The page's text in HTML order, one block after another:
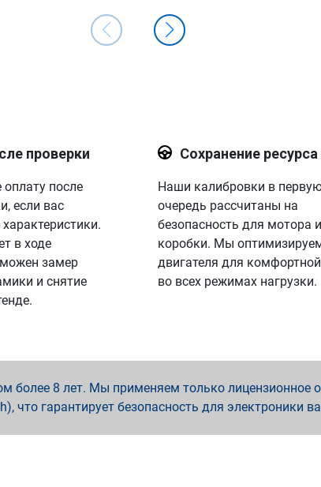
проверки
после
если вас
в ходе
замер
и снятие
Сохранение ресурса
Наши калибровки в
очередь рассчитаны на
безопасность для мотора и
коробки. Мы
двигателя для
во всех режимах нагрузки.
8 лет. Мы применяем только лицензионное
что гарантирует безопасность для электроники